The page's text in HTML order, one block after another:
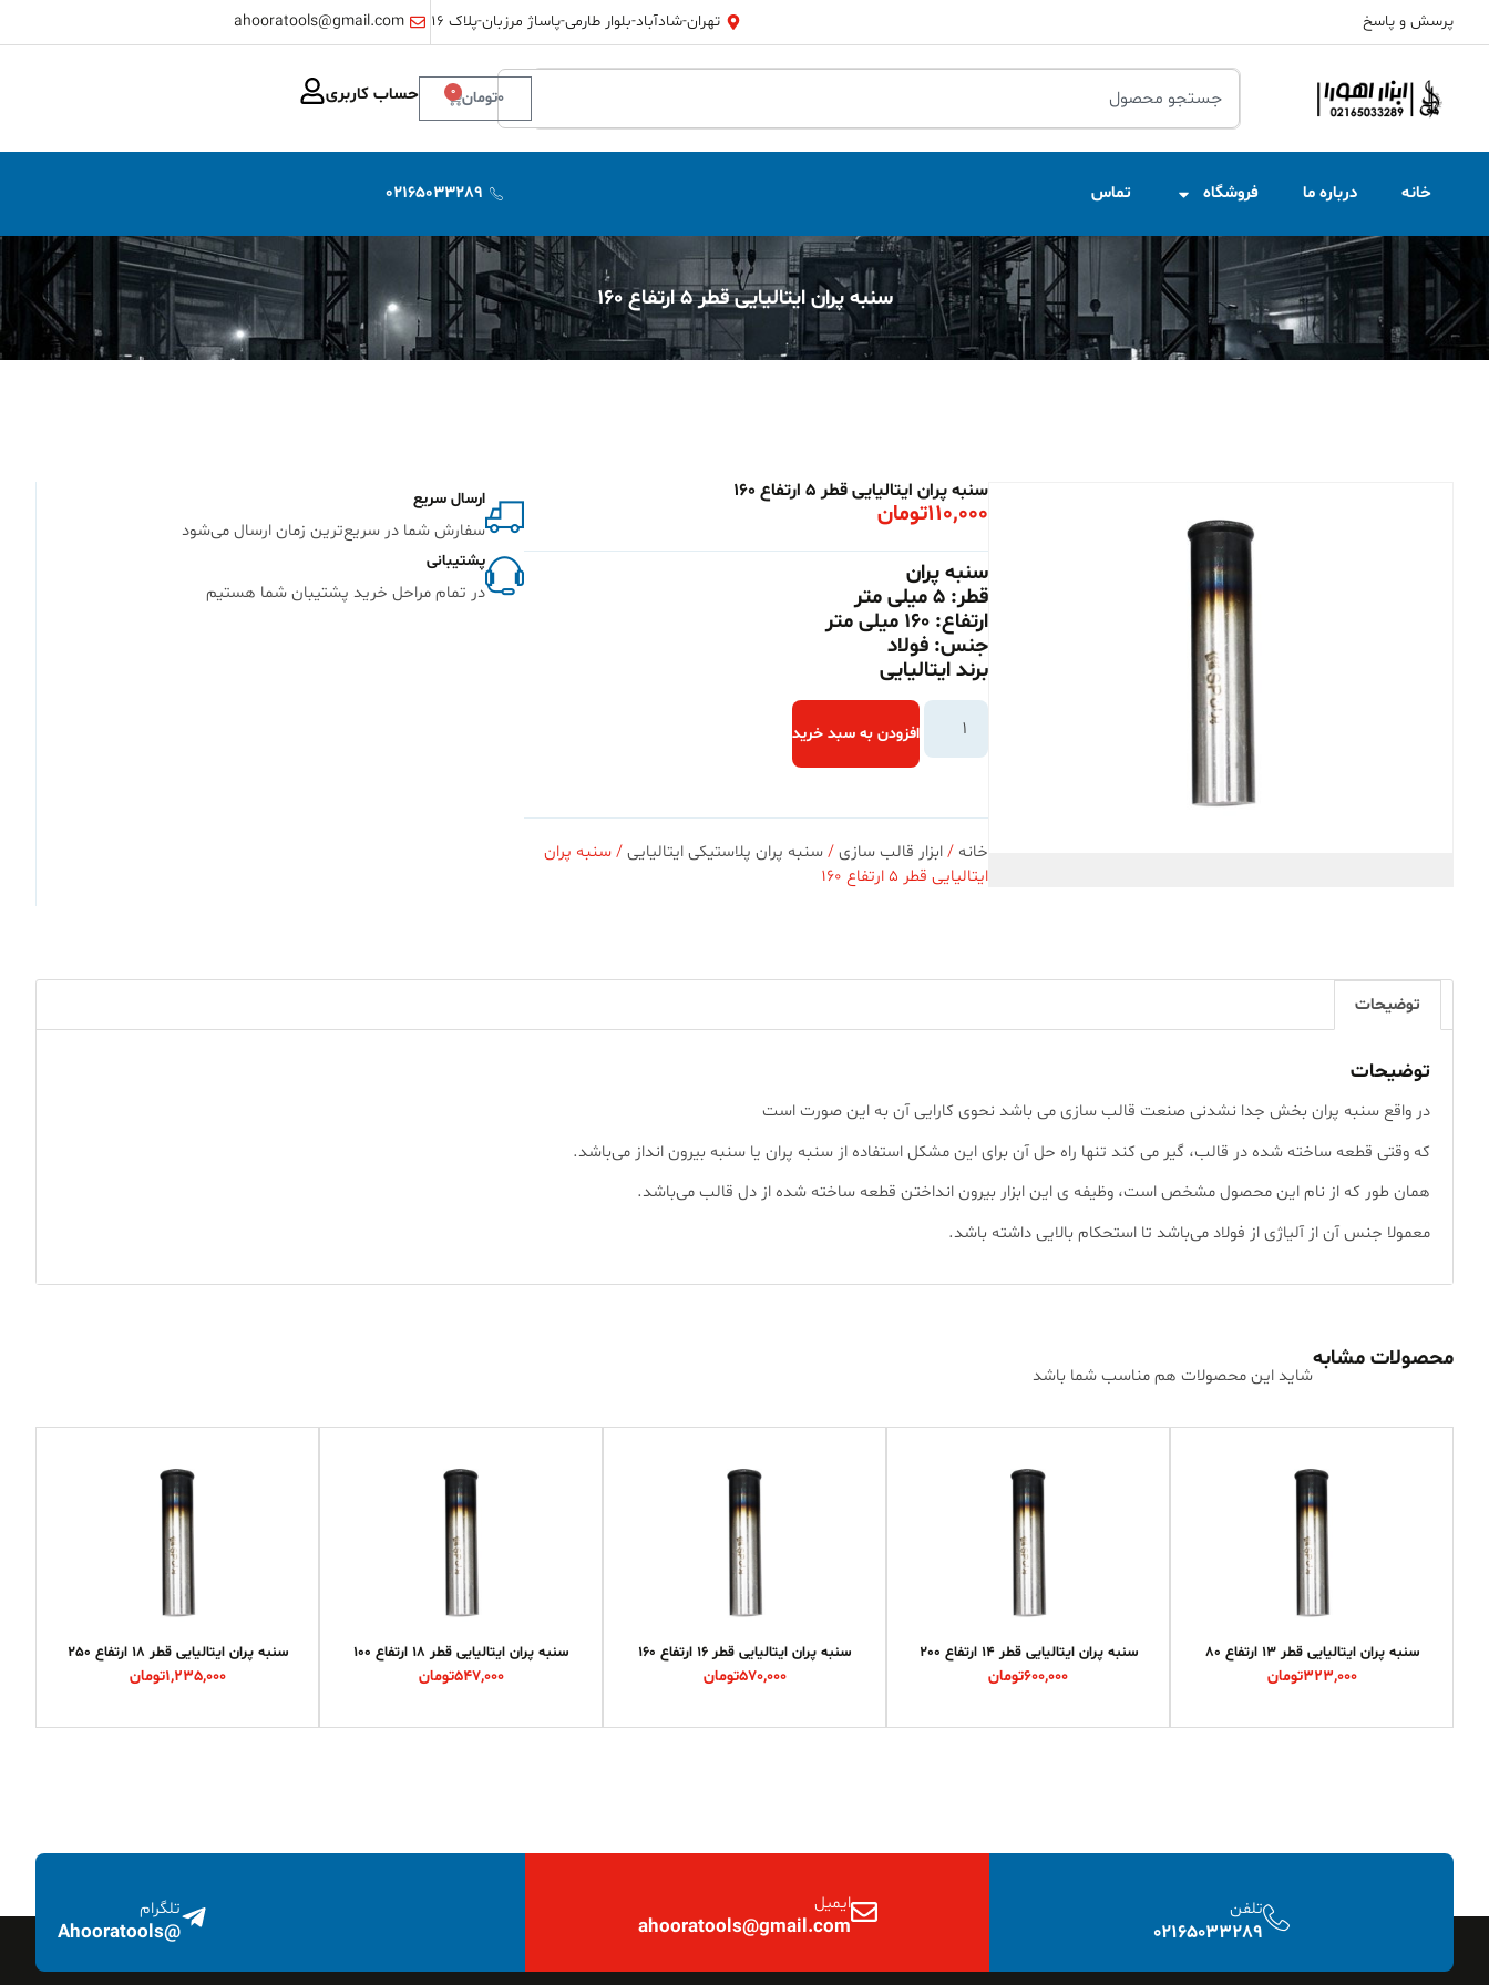
پرسش و پاسخ تهران-شادآباد-بلوار طارمی-پاساژ مرزبان-پلاک ۱۶ ahooratools@gmail.com
0تومان 0 حساب کاربری
خانه درباره ما فروشگاه تماس 02165033289
سنبه پران ایتالیایی قطر 5 ارتفاع 160
سنبه پران ایتالیایی قطر 5 ارتفاع 160
110,000تومان
سنبه پران
قطر: 5 میلی متر
ارتفاع: 160 میلی متر
جنس: فولاد
برند ایتالیایی
افزودن به سبد خرید
خانه /ابزار قالب سازی/سنبه پران پلاستیکی ایتالیایی/ سنبه پران
ایتالیایی قطر 5 ارتفاع 160
ارسال سریع
سفارش شما در سریع‌ترین زمان ارسال می‌شود
پشتیبانی
در تمام مراحل خرید پشتیبان شما هستیم
توضیحات
توضیحات
در واقع سنبه پران بخش جدا نشدنی صنعت قالب سازی می باشد نحوی کارایی آن به این صورت است
که وقتی قطعه ساخته شده در قالب، گیر می کند تنها راه حل آن برای این مشکل استفاده از سنبه پران یا سنبه بیرون انداز می‌باشد.
همان طور که از نام این محصول مشخص است، وظیفه ی این ابزار بیرون انداختن قطعه ساخته شده از دل قالب می‌باشد.
معمولا جنس آن از آلیاژی از فولاد می‌باشد تا استحکام بالایی داشته باشد.
محصولات مشابه
شاید این محصولات هم مناسب شما باشد
سنبه پران ایتالیایی قطر 13 ارتفاع 80
323,000تومان
سنبه پران ایتالیایی قطر 14 ارتفاع 200
600,000تومان
سنبه پران ایتالیایی قطر 16 ارتفاع 160
570,000تومان
سنبه پران ایتالیایی قطر 18 ارتفاع 100
547,000تومان
سنبه پران ایتالیایی قطر 18 ارتفاع 250
1,235,000تومان
تلفن
02165033289
ایمیل
ahooratools@gmail.com
تلگرام
@Ahooratools